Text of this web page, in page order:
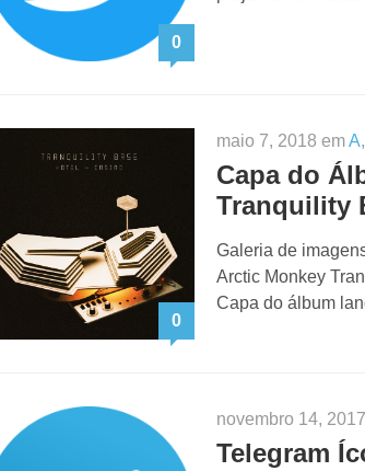
0
0
maio 7, 2018 emA,
Capa do
Tranquility
Galeria de
Arctic Monkey
Capa do álbum
novembro 14,
Telegram